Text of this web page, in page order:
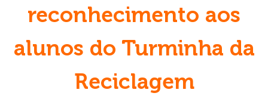
reconhecimento aos
alunos do Turminha da
Reciclagem